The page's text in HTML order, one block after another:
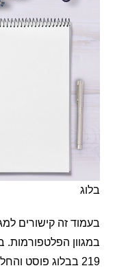
זה קישורים למגוון